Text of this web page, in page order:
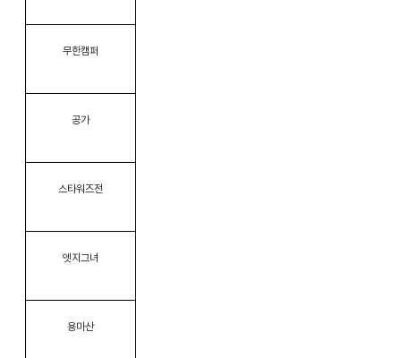
무한캠퍼
공가
스타워즈전
엣지그녀
용마산